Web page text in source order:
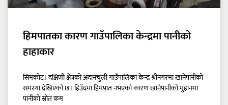
हिमपातका कारण गाउँपालिका केन्द्रमा पानीको
हाहाकार
सिमकोट। दक्षिणी क्षेत्रको अदानचुली गाउँपालिका केन्द्र श्रीनगरमा खानेपानीको
समस्या देखिएको छ। हिउँदमा हिमपात नभएको कारण खानेपानीको मुहानमा
पानीको स्रोत कम